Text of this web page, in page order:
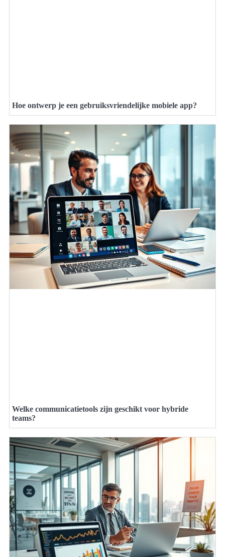
Hoe ontwerp je een gebruiksvriendelijke mobiele app?
Welke communicatietools zijn geschikt voor hybride
teams?